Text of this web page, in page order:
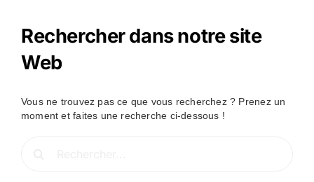
Rechercher dans notre site
Web
Vous ne trouvez pas ce que vous recherchez ? Prenez un
moment et faites une recherche ci-dessous !